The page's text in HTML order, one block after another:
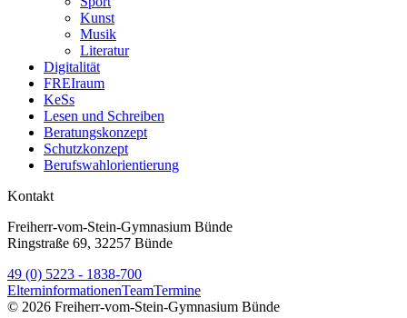
Kunst
Musik
Literatur
Digitalität
FREIraum
KeSs
Lesen und Schreiben
Beratungskonzept
Schutzkonzept
Berufswahlorientierung
Kontakt
Freiherr-vom-Stein-Gymnasium Bünde
Ringstraße 69, 32257 Bünde
49 (0) 5223 - 1838-700
ElterninformationenTeamTermine
© 2026 Freiherr-vom-Stein-Gymnasium Bünde